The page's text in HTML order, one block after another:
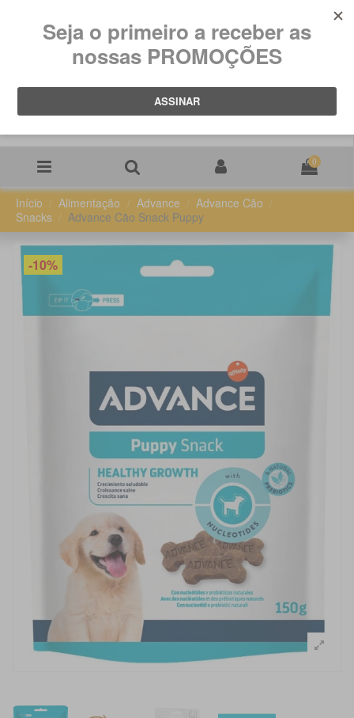
0
Início Alimentação Advance
Advance Cão
Snacks
Advance Cão Snack Puppy
-10%